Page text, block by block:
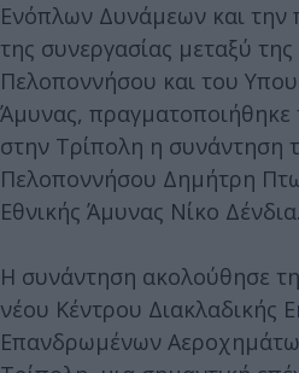
Ενόπλων Δυνάμεων και την
της συνεργασίας μεταξύ της
Πελοποννήσου και του
Άμυνας, πραγματοποιήθηκε
στην Τρίπολη η συνάντηση
Πελοποννήσου Δημήτρη
Εθνικής Άμυνας Νίκο Δένδια.
Η συνάντηση ακολούθησε
νέου Κέντρου Διακλαδικής
Επανδρωμένων